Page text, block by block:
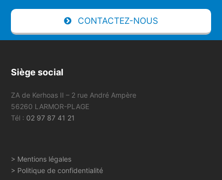
CONTACTEZ-NOUS
Siège social
ZA de Kerhoas II – 2 rue André Ampère
56260 LARMOR-PLAGE
Tél : 02 97 87 41 21
> Mentions légales
> Politique de confidentialité